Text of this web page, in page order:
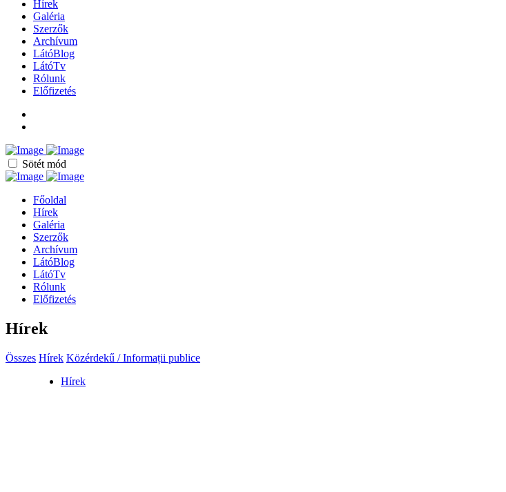
Hírek
Galéria
Szerzők
Archívum
LátóBlog
LátóTv
Rólunk
Előfizetés
Sötét mód
Főoldal
Hírek
Galéria
Szerzők
Archívum
LátóBlog
LátóTv
Rólunk
Előfizetés
Hírek
Összes Hírek Közérdekű / Informații publice
Hírek